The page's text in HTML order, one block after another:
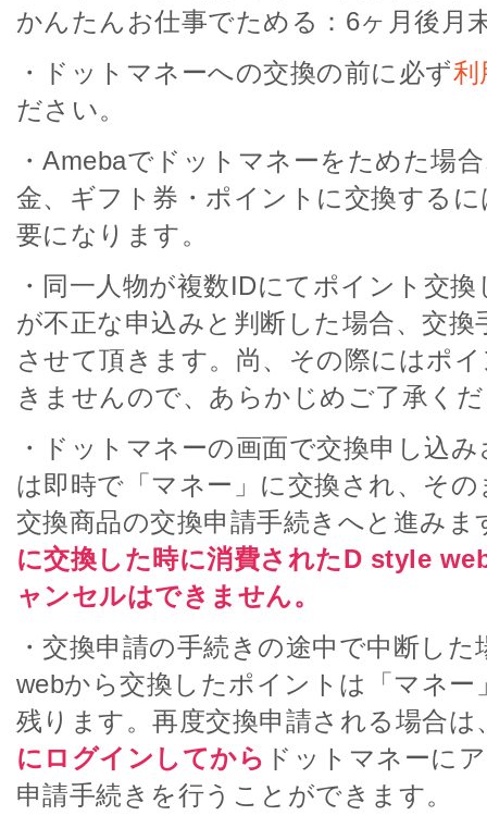
かんたんお仕事でためる：6ヶ月後月
・ドットマネーへの交換の前に必ず利
ださい。
・Amebaでドットマネーをためた場
金、ギフト券・ポイントに交換する
要になります。
・同一人物が複数IDにてポイント交
が不正な申込みと判断した場合、交換
させて頂きます。尚、その際にはポ
きませんので、あらかじめご了承く
・ドットマネーの画面で交換申し込
は即時で「マネー」に交換され、そ
交換商品の交換申請手続きへと進みま
に交換した時に消費されたD style
ャンセルはできません。
・交換申請の手続きの途中で中断した
webから交換したポイントは「マネー
残ります。再度交換申請される場合は
にログインしてから ドットマネーに
申請手続きを行うことができます。